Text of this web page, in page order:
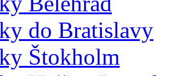
do Bratislavy
Štokholm